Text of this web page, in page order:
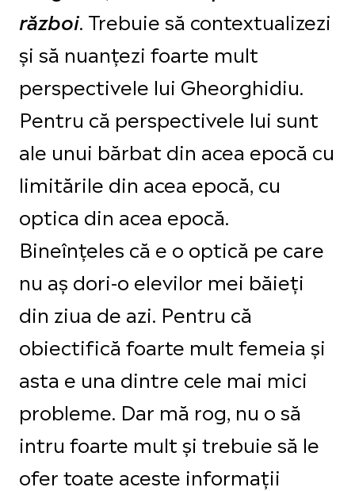
război. Trebuie să contextualizezi
și să nuanțezi foarte mult
perspectivele lui Gheorghidiu.
Pentru că perspectivele lui sunt
ale unui bărbat din acea epocă cu
limitările din acea epocă, cu
optica din acea epocă.
Bineînțeles că e o optică pe care
nu aș dori-o elevilor mei băieți
din ziua de azi. Pentru că
obiectifică foarte mult femeia și
asta e una dintre cele mai mici
probleme. Dar mă rog, nu o să
intru foarte mult și trebuie să le
ofer toate aceste informații